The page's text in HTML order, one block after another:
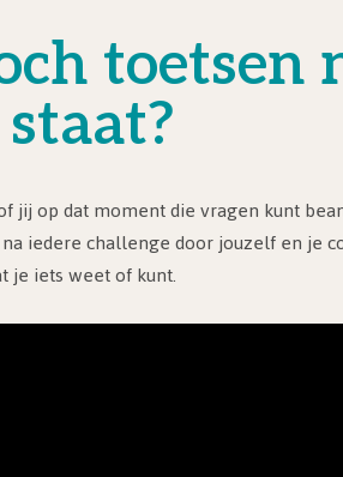
toetsen
op dat moment die vragen kunt
iedere challenge door jouzelf en je
je iets weet of kunt.